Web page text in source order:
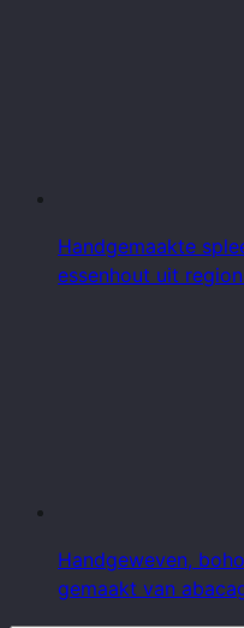
Handgemaakte
essenhout uit
Handgeweven,
gemaakt van